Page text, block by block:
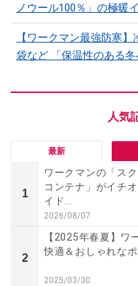
ノウール100％」の極暖
【ワークマン最強防寒
袋など 「保温性のある
最新
1
ワークマンの「ス
コンテナ」がイチ
イド...
2026/08/07
2
【2025年春夏】ワ
快適＆おしゃれな
2025/03/30